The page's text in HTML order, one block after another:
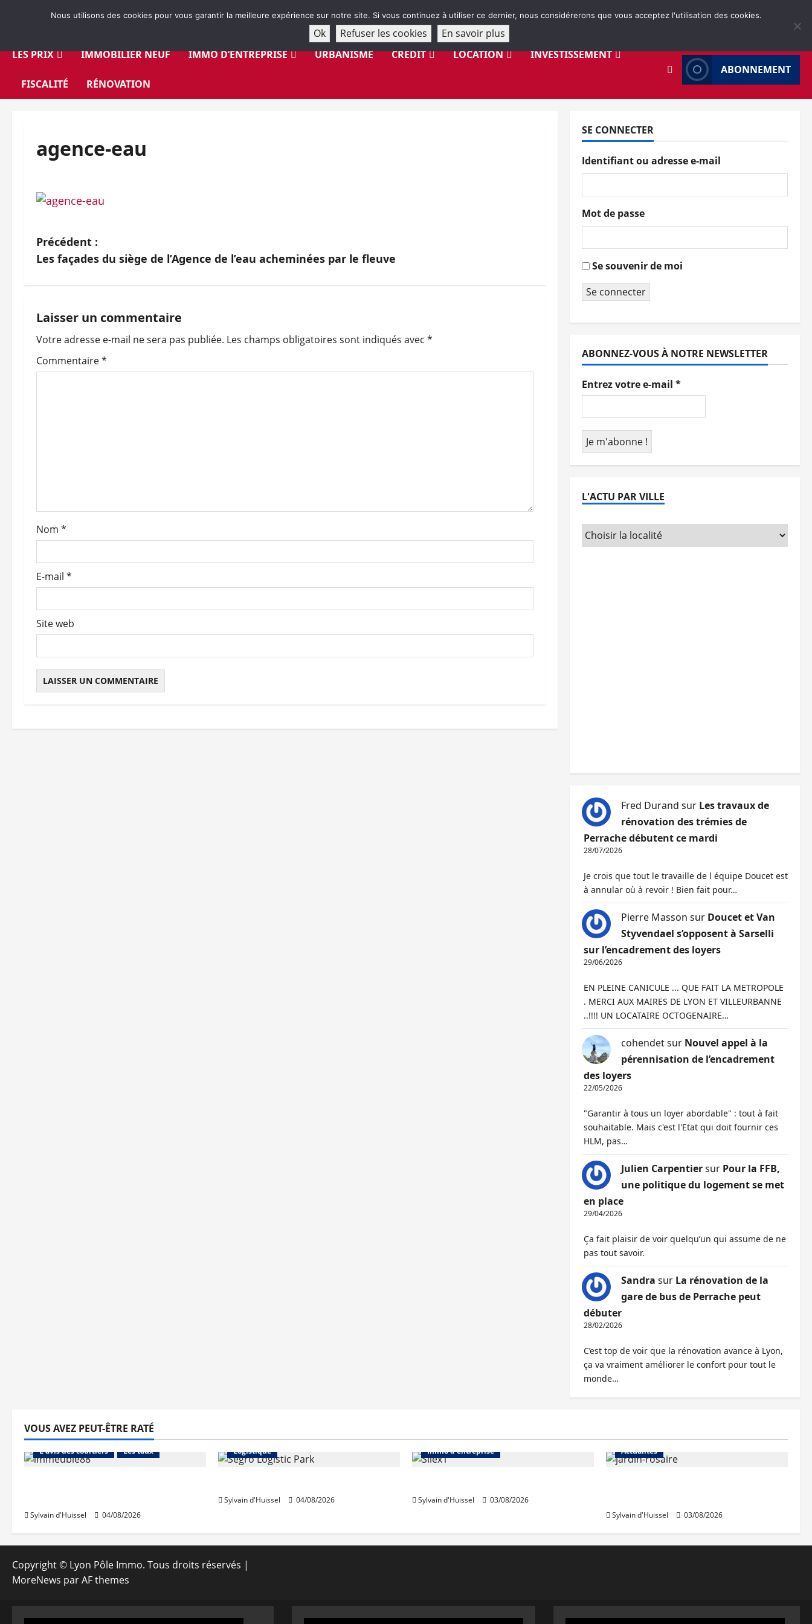
LES PRIX
IMMOBILIER NEUF IMMO D’ENTREPRISE URBANISME CRÉDIT LOCATION INVESTISSEMENT
FISCALITÉ RÉNOVATION
ABONNEMENT
agence-eau
N
a
i
g
a
’
r
i
c
l
Précédent :
Les façades du siège de l’Agence de l’eau acheminées par le fleuve
Laisser un commentaire
Votre adresse e-mail ne sera pas publiée. Les champs obligatoires sont indiqués avec *
Commentaire*
Nom *
E-mail *
Site web
SE CONNECTER
Identifiant ou adresse e-mail
Mot de passe
Se souvenir de moi
Se connecter
ABONNEZ-VOUS À NOTRE NEWSLETTER
Entrez votre e-mail *
L'ACTU PAR VILLE
Fred Durand sur Les travaux de
rénovation des trémies de
Perrache débutent ce mardi
28/07/2026
Je crois que tout le travaille de l équipe Doucet est
à annular où à revoir ! Bien fait pour…
Pierre Masson sur Doucet et Van
Styvendael s’opposent à Sarselli
sur l’encadrement des loyers
29/06/2026
EN PLEINE CANICULE ... QUE FAIT LA METROPOLE
. MERCI AUX MAIRES DE LYON ET VILLEURBANNE
..!!!! UN LOCATAIRE OCTOGENAIRE…
cohendetsur Nouvel appel à la
pérennisation de l’encadrement
des loyers
22/05/2026
"Garantir à tous un loyer abordable" : tout à fait
souhaitable. Mais c'est l'Etat qui doit fournir ces
HLM, pas…
Julien Carpentiersur Pour la FFB,
une politique du logement se met
en place
29/04/2026
Ça fait plaisir de voir quelqu’un qui assume de ne
pas tout savoir.
Sandra sur La rénovation de la
gare de bus de Perrache peut
débuter
28/02/2026
C’est top de voir que la rénovation avance à Lyon,
ça va vraiment améliorer le confort pour tout le
monde…
VOUS AVEZ PEUT-ÊTRE RATÉ
Abonnés
Financement
L'avis des courtiers
Les taux
Sylvain d'Huissel 04/08/2026
Logistique
Sylvain d'Huissel 04/08/2026
Immo d'entreprise
Sylvain d'Huissel 03/08/2026
Actualités
Sylvain d'Huissel 03/08/2026
Copyright © Lyon Pôle Immo. Tous droits réservés |
MoreNews par AF themes
Nous utilisons des cookies pour vous garantir la meilleure expérience sur notre site. Si vous continuez à utiliser ce dernier, nous considérerons que vous acceptez l'utilisation des cookies.
Ok Refuser les cookies En savoir plus